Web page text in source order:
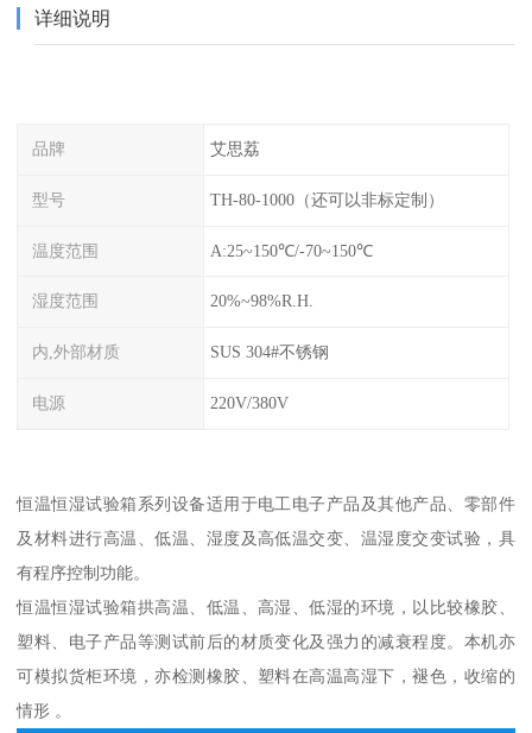
详细说明
品牌 艾思荔
型号 TH-80-1000（还可以非标定制）
温度范围 A:25~150℃/-70~150℃
湿度范围 20%~98%R.H.
内,外部材质 SUS 304#不锈钢
电源 220V/380V
恒温恒湿试验箱系列设备适用于电工电子产品及其他产品、零部件
及材料进行高温、低温、湿度及高低温交变、温湿度交变试验，具
有程序控制功能。
恒温恒湿试验箱拱高温、低温、高湿、低湿的环境，以比较橡胶、
塑料、电子产品等测试前后的材质变化及强力的减衰程度。本机亦
可模拟货柜环境，亦检测橡胶、塑料在高温高湿下，褪色，收缩的
情形 。